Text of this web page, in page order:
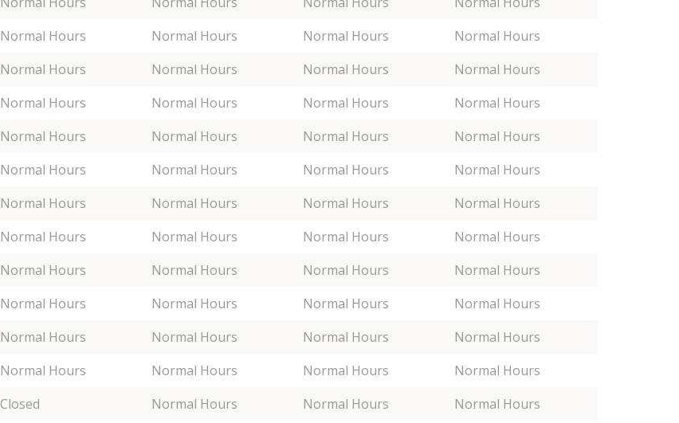
Normal Hours Normal Hours Normal Hours
Normal Hours
Normal Hours Normal Hours Normal Hours
Normal Hours
Normal Hours Normal Hours Normal Hours
Normal Hours
Normal Hours Normal Hours Normal Hours
Normal Hours
Normal Hours Normal Hours Normal Hours
Normal Hours
Normal Hours Normal Hours Normal Hours
Normal Hours
Normal Hours Normal Hours Normal Hours
Normal Hours
Normal Hours Normal Hours Normal Hours
Normal Hours
Normal Hours Normal Hours Normal Hours
Normal Hours
Normal Hours Normal Hours Normal Hours
Normal Hours
Normal Hours Normal Hours Normal Hours
Normal Hours
Closed Normal Hours Normal Hours
Normal Hours